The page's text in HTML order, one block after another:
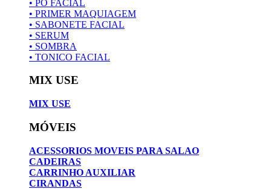
• PÓ FACIAL
• PRIMER MAQUIAGEM
• SABONETE FACIAL
• SERUM
• SOMBRA
• TONICO FACIAL
MIX USE
MIX USE
MÓVEIS
ACESSORIOS MOVEIS PARA SALAO
CADEIRAS
CARRINHO AUXILIAR
CIRANDAS